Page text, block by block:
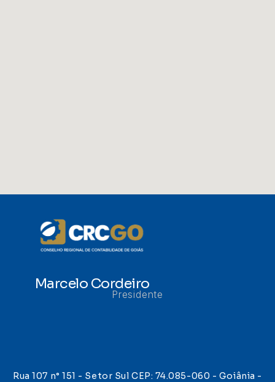
Marcelo Cordeiro
Presidente
Rua 107 n° 151 - Setor Sul CEP: 74.085-060 - Goiânia -